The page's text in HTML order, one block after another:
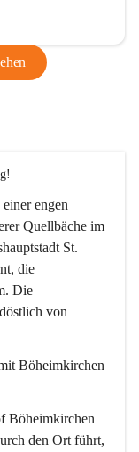
engen
Quellbäche im
St.
die
Die
von
Böheimkirchen
Böheimkirchen
den Ort führt,